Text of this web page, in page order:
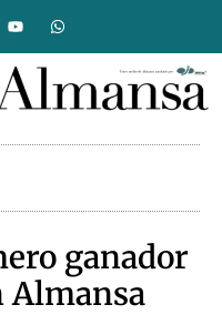
ganador
Almansa